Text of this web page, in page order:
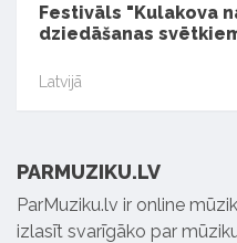
Festivāls "Kulakova
dziedāšanas
Latvijā
PARMUZIKU.LV
ParMuziku.lv ir online
izlasīt svarīgāko par